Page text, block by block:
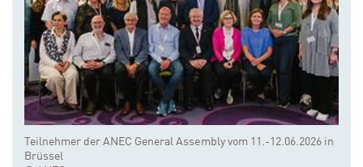
Teilnehmer der ANEC General Assembly vom 11.-12.06.2026 in
Brüssel